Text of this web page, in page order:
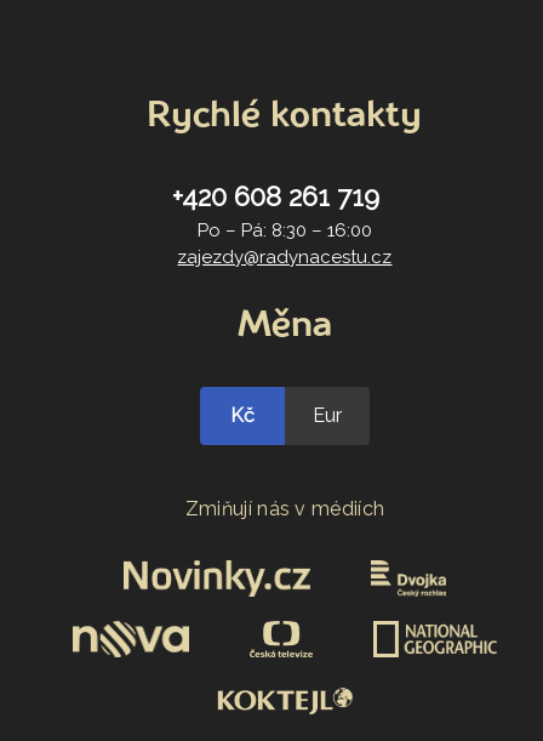
Rychlé kontakty
+420 608 261 719
Po – Pá: 8:30 – 16:00
zajezdy@radynacestu.cz
Měna
Kč Eur
Zmiňují nás v médiích